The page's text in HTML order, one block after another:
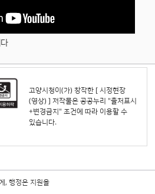
고양시청이(가) 창작한 [ 시정현장
(영상) ] 저작물은 공공누리 "출처표시
+변경금지" 조건에 따라 이용할 수
있습니다.
, 행정은 지원을